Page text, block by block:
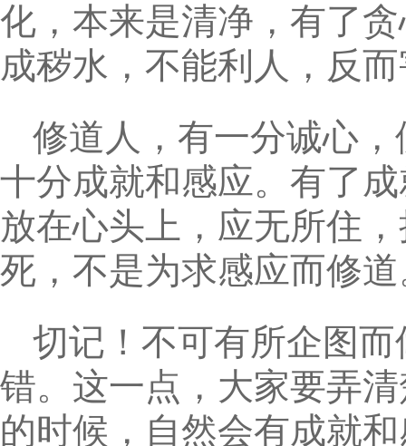
化，本来是清净，有了
成秽水，不能利人，反
修道人，有一分诚心
十分成就和感应。有了
放在心头上，应无所住
死，不是为求感应而修
切记！不可有所企图
错。这一点，大家要弄
的时候，自然会有成就